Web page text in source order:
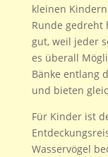
kleinen
Runde gedreht
gut, weil jeder
es überall
Bänke entlang
und bieten
Für Kinder ist
Wasservögel